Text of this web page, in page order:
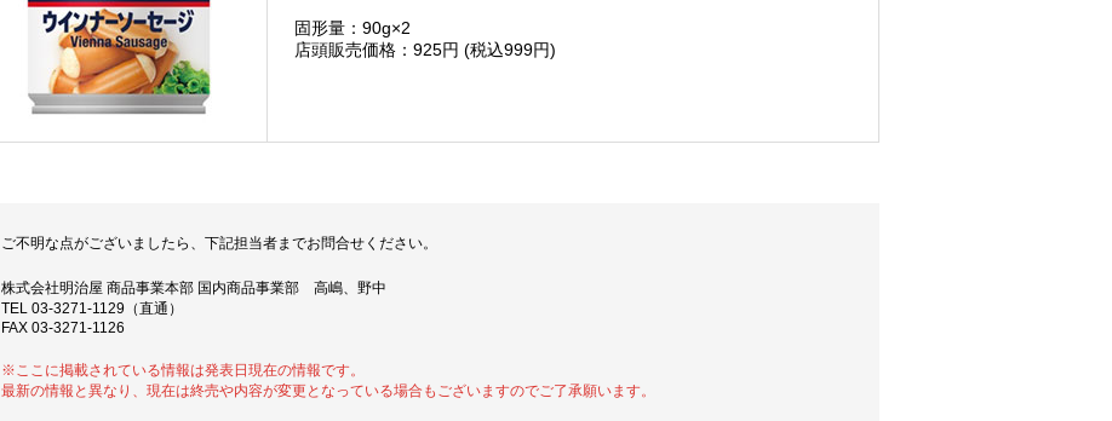
固形量：90g×2
店頭販売価格：925円 (税込999円)
ご不明な点がございましたら、下記担当者までお問合せください。
株式会社明治屋 商品事業本部 国内商品事業部 高嶋、野中
TEL 03-3271-1129（直通）
FAX 03-3271-1126
※ここに掲載されている情報は発表日現在の情報です。
最新の情報と異なり、現在は終売や内容が変更となっている場合もございますのでご了承願います。